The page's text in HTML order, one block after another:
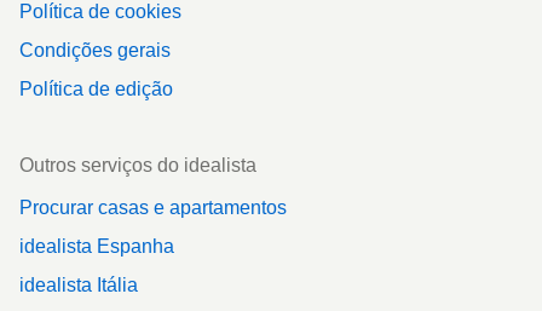
Política de cookies
Condições gerais
Política de edição
Outros serviços do idealista
Procurar casas e apartamentos
idealista Espanha
idealista Itália